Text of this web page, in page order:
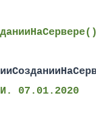
07.01.2020